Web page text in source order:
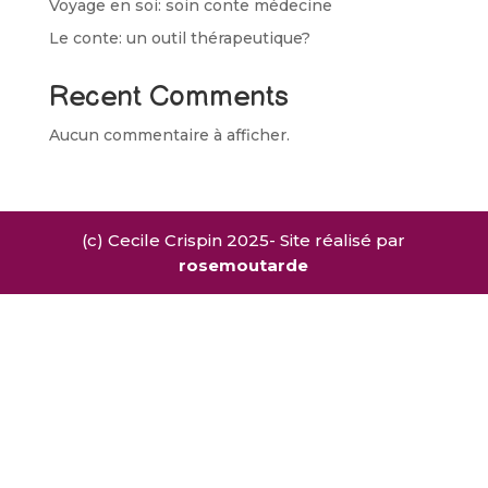
Voyage en soi: soin conte médecine
Le conte: un outil thérapeutique?
Recent Comments
Aucun commentaire à afficher.
(c) Cecile Crispin 2025- Site réalisé par
rosemoutarde